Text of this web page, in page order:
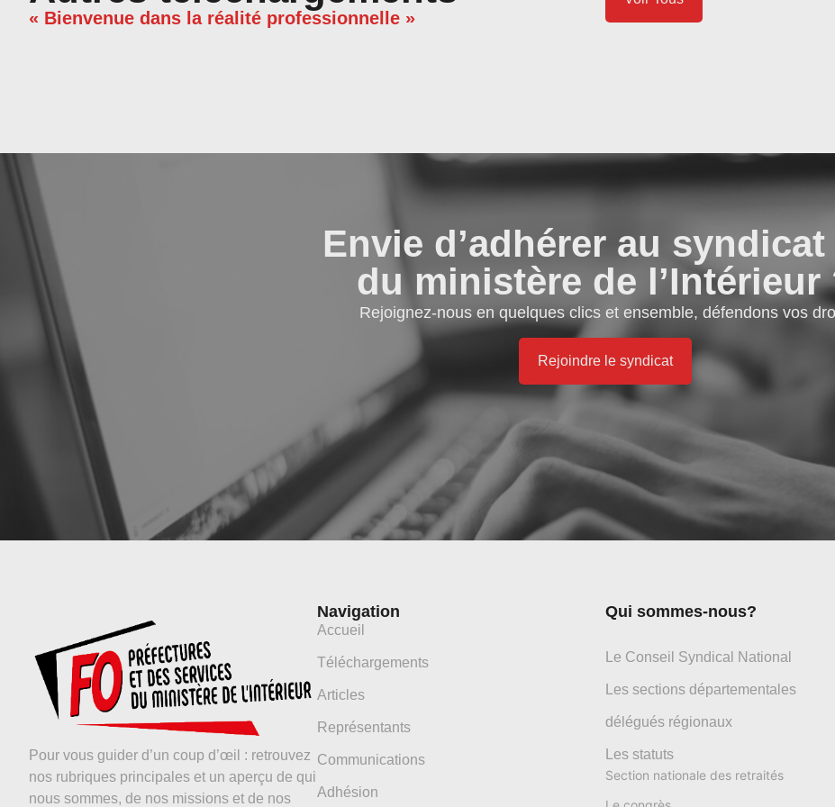
« Bienvenue dans la réalité professionnelle »
Envie d’adhérer au syndicat
du ministère de l’Intérieur
Rejoignez-nous en quelques clics et ensemble, défendons vos
Rejoindre le syndicat
Pour vous guider d’un coup d’œil : retrouvez
nos rubriques principales et un aperçu de qui
nous sommes, de nos missions et de nos
Navigation
Accueil
Téléchargements
Articles
Représentants
Communications
Adhésion
Qui sommes-nous?
Le Conseil Syndical National
Les sections départementales
délégués régionaux
Les statuts
Section nationale des retraités